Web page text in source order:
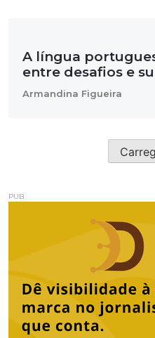
A língua
entre desafios e
Armandina Figueira
PUB